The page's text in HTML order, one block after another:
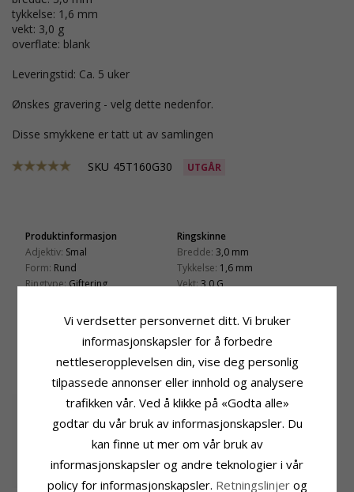
tykkelse: 1,6 mm
vekt: 3,0 g
overflate: blank
Leveringstid: Ca. 5 uker
Ønskes gravering - velg dette nedenfor.
Disse smykkene er tatt ut av samlingen
SKU 45T160G30 UTGÅR
Produktinformasjon
Adjektiv: Smal
Form: Rund
Ringtype:Giftering
Edelmetall:
Ringskinne
Bredde: 3,0 mm
Tykkelse: 1,6 mm
Vekt:3,0 G
KUNDER KJØPER OGSÅ
Vi verdsetter personvernet ditt. Vi bruker
informasjonskapsler for å forbedre
nettleseropplevelsen din, vise deg personlig
tilpassede annonser eller innhold og analysere
trafikken vår. Ved å klikke på «Godta alle»
godtar du vår bruk av informasjonskapsler. Du
kan finne ut mer om vår bruk av
informasjonskapsler og andre teknologier i vår
policy for informasjonskapsler. Retningslinjer og